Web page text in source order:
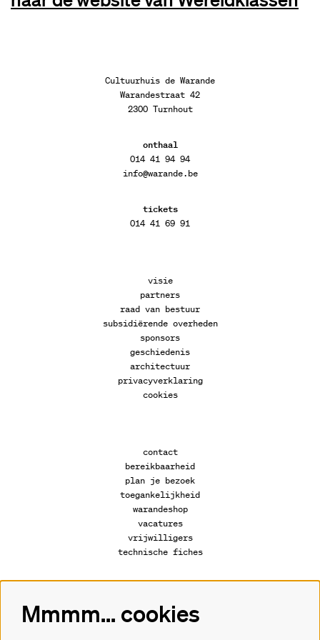
Cultuurhuis de Warande
Warandestraat 42
2300 Turnhout
onthaal
014 41 94 94
info@warande.be
tickets
014 41 69 91
visie
partners
raad van bestuur
subsidiërende overheden
sponsors
geschiedenis
architectuur
privacyverklaring
cookies
contact
bereikbaarheid
plan je bezoek
toegankelijkheid
warandeshop
vacatures
vrijwilligers
technische fiches
Volg ons
Mmmm... cookies